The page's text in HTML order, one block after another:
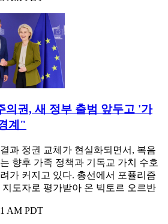
의권, 새 정부 출범 앞두고 '가
계"
과 정권 교체가 현실화되면서, 복음
향후 가족 정책과 기독교 가치 수호
가 커지고 있다. 총선에서 포퓰리즘
도자로 평가받아 온 빅토르 오르반
AM PDT